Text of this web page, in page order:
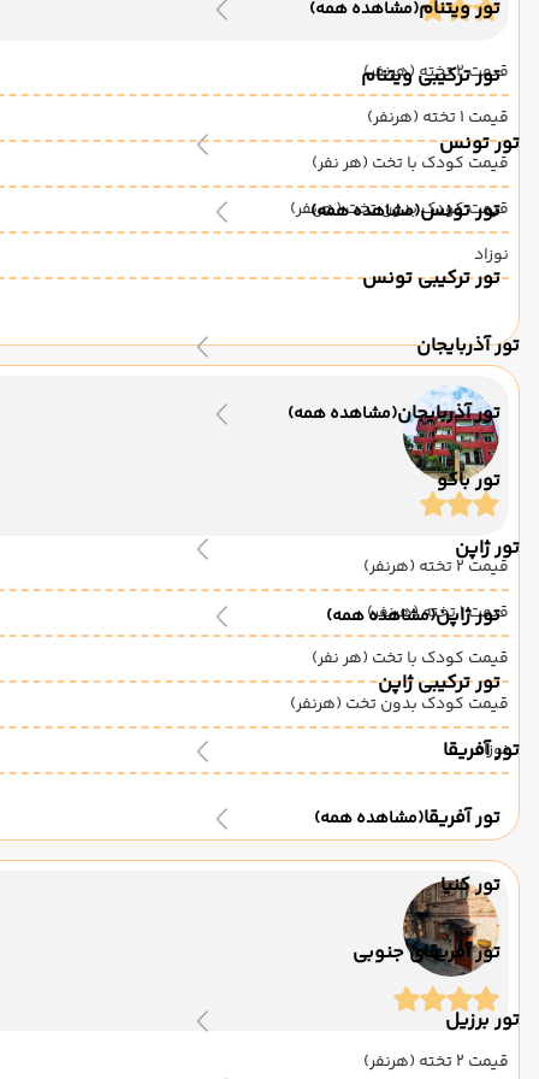
تور ویتنام(مشاهده همه)
تور ترکیبی ویتنام
تور تونس
تور تونس(مشاهده همه)
تور ترکیبی تونس
تور آذربایجان
تور آذربایجان(مشاهده همه)
تور باکو
تور ژاپن
تور ژاپن(مشاهده همه)
تور ترکیبی ژاپن
تور آفریقا
تور آفریقا(مشاهده همه)
تور کنیا
تور آفریقای جنوبی
تور برزیل
قیمت 2 تخته (هرنفر)
قیمت 1 تخته (هرنفر)
قیمت کودک با تخت (هر نفر)
قیمت کودک بدون تخت (هرنفر)
نوزاد
قیمت 2 تخته (هرنفر)
قیمت 1 تخته (هرنفر)
قیمت کودک با تخت (هر نفر)
قیمت کودک بدون تخت (هرنفر)
نوزاد
قیمت 2 تخته (هرنفر)